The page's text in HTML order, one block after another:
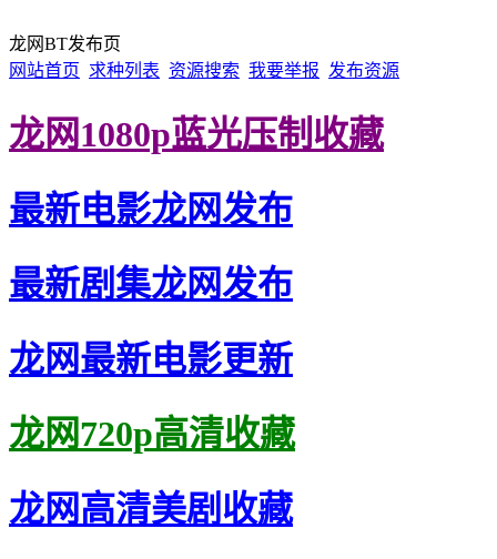
龙网BT发布页
网站首页 求种列表 资源搜索 我要举报 发布资源
龙网1080p蓝光压制收藏
最新电影龙网发布
最新剧集龙网发布
龙网最新电影更新
龙网720p高清收藏
龙网高清美剧收藏